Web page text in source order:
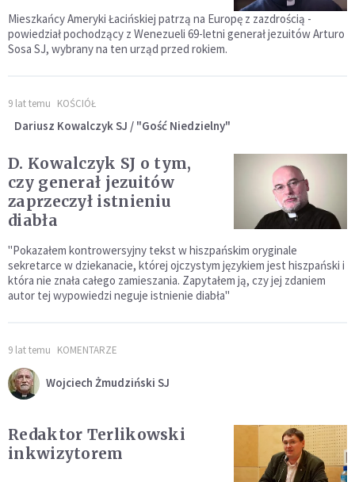
Mieszkańcy Ameryki Łacińskiej patrzą na Europę z zazdrością -
powiedział pochodzący z Wenezueli 69-letni generał jezuitów Arturo
Sosa SJ, wybrany na ten urząd przed rokiem.
9 lat temu KOŚCIÓŁ
Dariusz Kowalczyk SJ / "Gość Niedzielny"
D. Kowalczyk SJ o tym,
czy generał jezuitów
zaprzeczył istnieniu
diabła
"Pokazałem kontrowersyjny tekst w hiszpańskim oryginale
sekretarce w dziekanacie, której ojczystym językiem jest hiszpański i
która nie znała całego zamieszania. Zapytałem ją, czy jej zdaniem
autor tej wypowiedzi neguje istnienie diabła"
9 lat temu KOMENTARZE
Wojciech Żmudziński SJ
Redaktor Terlikowski
inkwizytorem